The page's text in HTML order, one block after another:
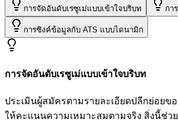
การจัดอันดับเรซูเม่แบบเข้าใจบริบท กา
การซิงค์ข้อมูลกับ ATS แบบไดนามิก
การจัดอันดับเรซูเม่แบบเข้าใจบริบท
ประเมินผู้สมัครตามรายละเอียดปลีกย่อยข
ให้คะแนนความเหมาะสมตามจริง สิ่งนี้ช่